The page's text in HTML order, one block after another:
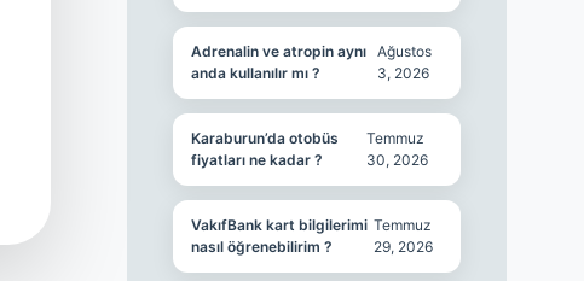
Adrenalin ve atropin aynı
anda kullanılır mı ?
Ağustos
3, 2026
Karaburun’da otobüs
fiyatları ne kadar ?
Temmuz
30, 2026
VakıfBank kart bilgilerimi
nasıl öğrenebilirim ?
Temmuz
29, 2026